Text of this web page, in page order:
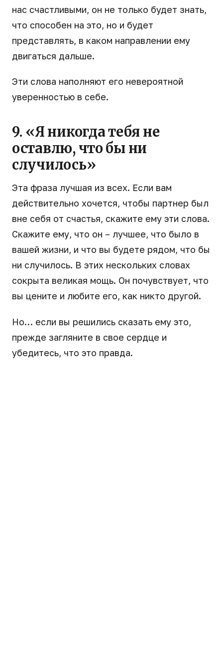
нас счастливыми, он не только будет знать,
что способен на это, но и будет
представлять, в каком направлении ему
двигаться дальше.
Эти слова наполняют его невероятной
уверенностью в себе.
9. «Я никогда тебя не
оставлю, что бы ни
случилось»
Эта фраза лучшая из всех. Если вам
действительно хочется, чтобы партнер был
вне себя от счастья, скажите ему эти слова.
Скажите ему, что он – лучшее, что было в
вашей жизни, и что вы будете рядом, что бы
ни случилось. В этих нескольких словах
сокрыта великая мощь. Он почувствует, что
вы цените и любите его, как никто другой.
Но… если вы решились сказать ему это,
прежде загляните в свое сердце и
убедитесь, что это правда.